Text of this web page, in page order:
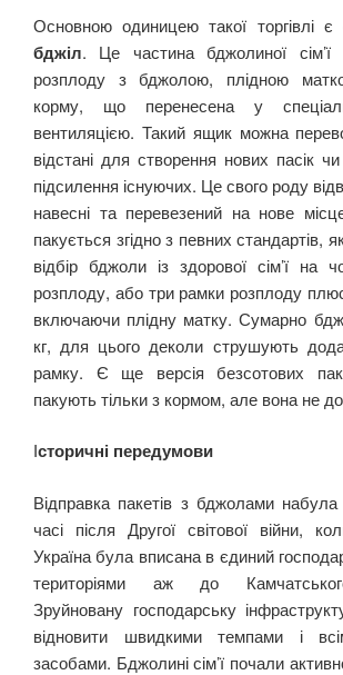
Основною одиницею такої торгівлі є
бджіл. Це частина бджолиної
розплоду з бджолою, плідною
корму, що перенесена у
вентиляцією. Такий ящик можна
відстані для створення нових пасік
підсилення існуючих. Це свого роду
навесні та перевезений на нове
пакується згідно з певних стандартів,
відбір бджоли із здорової сім’ї на
розплоду, або три рамки розплоду
включаючи плідну матку. Сумарно
кг, для цього деколи струшують
рамку. Є ще версія безсотових
пакують тільки з кормом, але вона не
Історичні передумови
Відправка пакетів з бджолами набула
часі після Другої світової війни,
Україна була вписана в єдиний
територіями аж до
Зруйновану господарську
відновити швидкими темпами і
засобами. Бджолині сім’ї почали